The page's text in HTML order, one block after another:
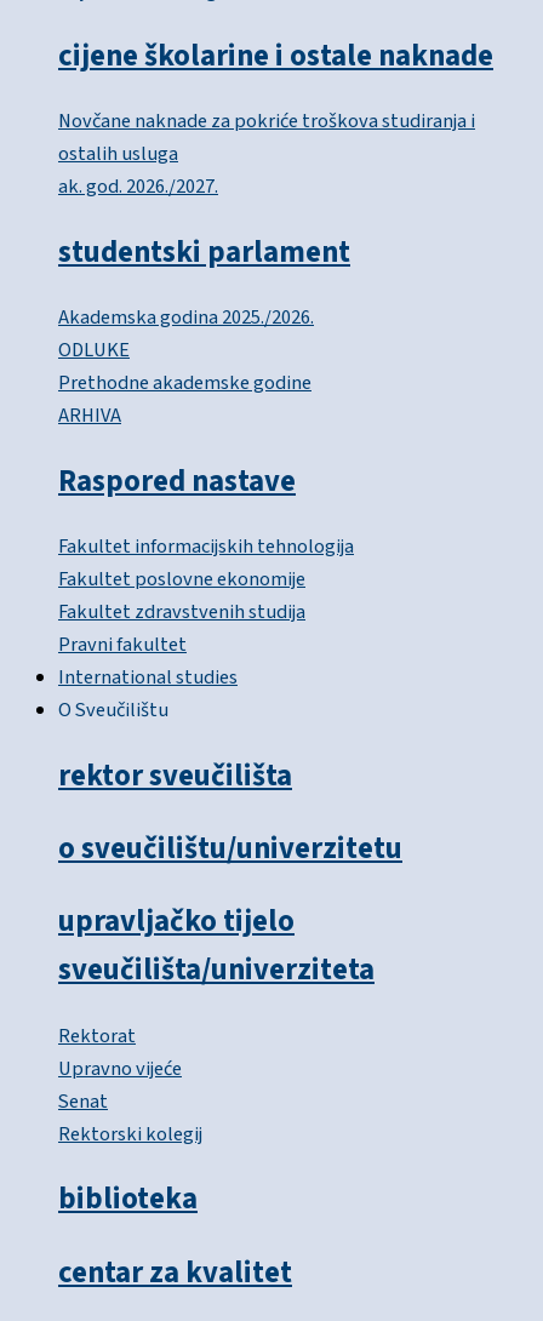
cijene školarine i ostale naknade
Novčane naknade za pokriće troškova studiranja i
ostalih usluga
ak. god. 2026./2027.
studentski parlament
Akademska godina 2025./2026.
ODLUKE
Prethodne akademske godine
ARHIVA
Raspored nastave
Fakultet informacijskih tehnologija
Fakultet poslovne ekonomije
Fakultet zdravstvenih studija
Pravni fakultet
International studies
O Sveučilištu
rektor sveučilišta
o sveučilištu/univerzitetu
upravljačko tijelo
sveučilišta/univerziteta
Rektorat
Upravno vijeće
Senat
Rektorski kolegij
biblioteka
centar za kvalitet